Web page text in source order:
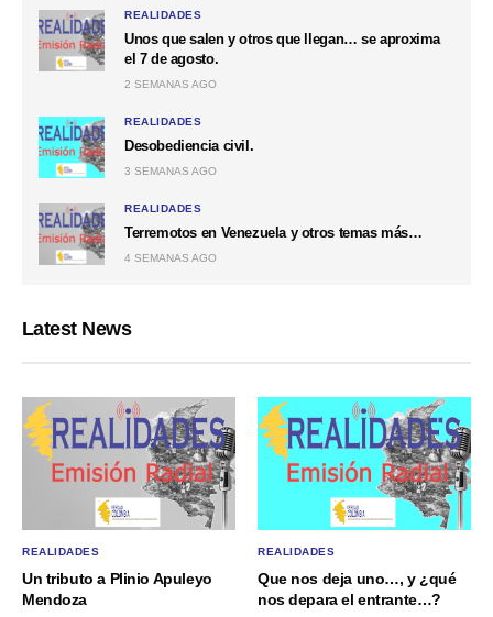
REALIDADES
Unos que salen y otros que llegan… se aproxima
el 7 de agosto.
2 SEMANAS AGO
REALIDADES
Desobediencia civil.
3 SEMANAS AGO
REALIDADES
Terremotos en Venezuela y otros temas más…
4 SEMANAS AGO
Latest News
REALIDADES
Un tributo a Plinio Apuleyo
Mendoza
REALIDADES
Que nos deja uno…, y ¿qué
nos depara el entrante…?